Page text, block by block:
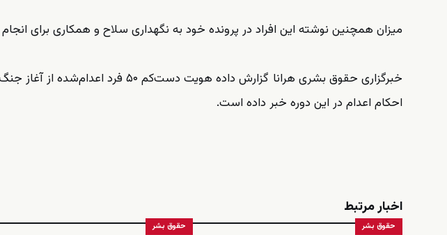
میزان همچنین نوشته این افراد در پرونده خود به نگهداری سلاح و همکاری برای
خبرگزاری حقوق بشری هرانا گزارش داده هویت
احکام اعدام در این دوره خبر داده است.
اخبار مرتبط
حقوق بشر حقوق بشر